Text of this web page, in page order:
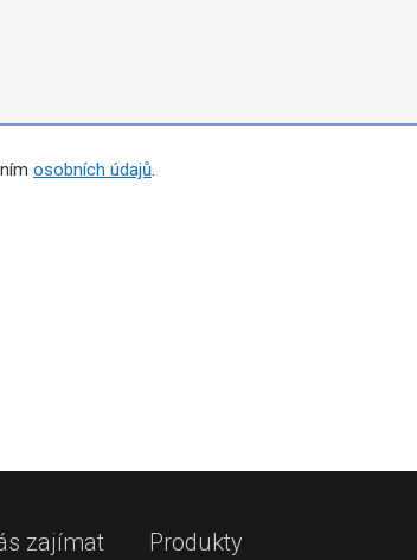
osobních údajů.
zajímat Produkty